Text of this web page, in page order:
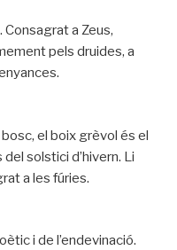
Consagrat a Zeus,
pels druides, a
el boix grèvol és el
solstici d’hivern. Li
a les fúries.
i de l’endevinació.